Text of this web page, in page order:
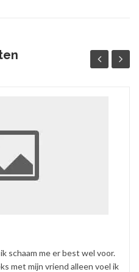
schaam me er best wel voor.
met mijn vriend alleen voel ik